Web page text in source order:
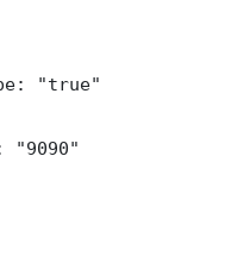
"true"
"9090"